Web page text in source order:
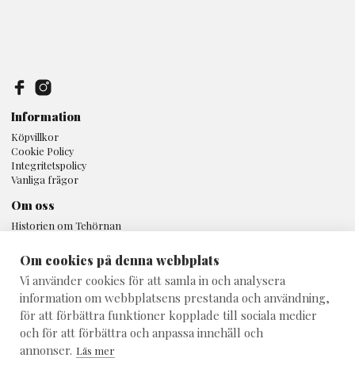
Om oss
Historien om Tehörnan
Kunskap
Inspiration
Information
Köpvillkor
Cookie Policy
Integritetspolicy
Vanliga frågor
Tehörnan Uppsala
Svartbäcksgatan 16A
753 32 Uppsala
018 - 10 80 25
info@teshop.se
Om cookies på denna webbplats
Vi använder cookies för att samla in och analysera
information om webbplatsens prestanda och användning,
för att förbättra funktioner kopplade till sociala medier
och för att förbättra och anpassa innehåll och
annonser. Läs mer